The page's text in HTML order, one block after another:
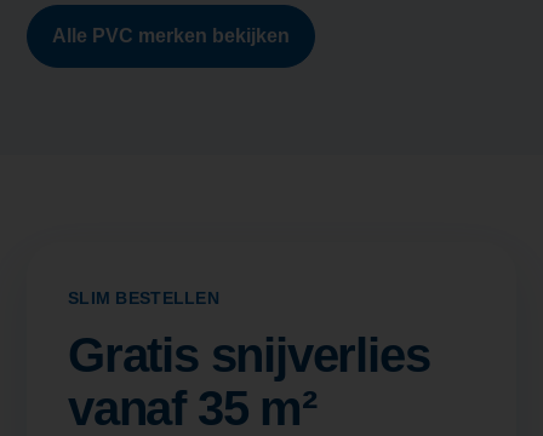
Alle PVC merken bekijken
SLIM BESTELLEN
Gratis snijverlies
vanaf 35 m²